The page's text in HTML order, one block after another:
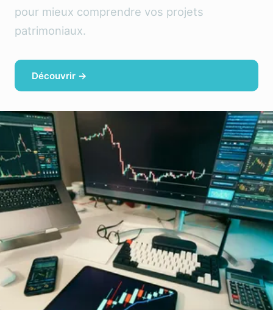
pour mieux comprendre vos projets
patrimoniaux.
Découvrir →